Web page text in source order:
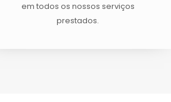
em todos os nossos serviços
prestados.